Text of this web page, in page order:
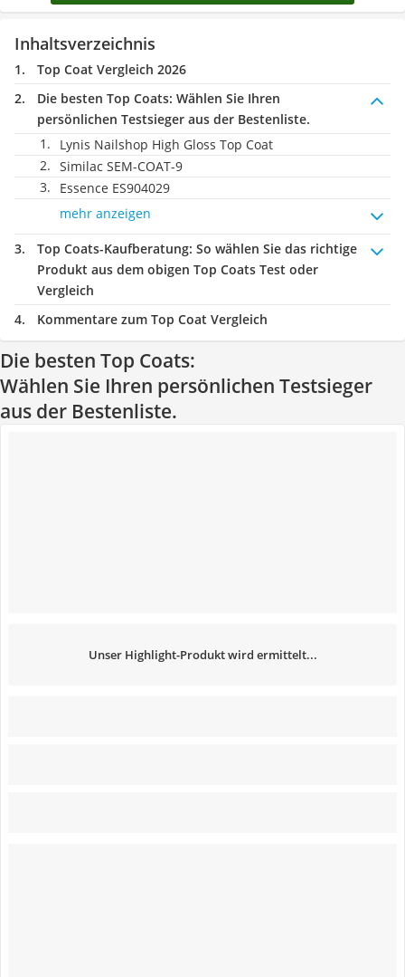
Inhaltsverzeichnis
Top Coat Vergleich 2026
Die besten Top Coats: Wählen Sie Ihren
persönlichen Testsieger aus der Bestenliste.
Lynis Nailshop High Gloss Top Coat
Similac SEM-COAT-9
Essence ES904029
mehr anzeigen
Top Coats-Kaufberatung: So wählen Sie das richtige
Produkt aus dem obigen Top Coats Test oder
Vergleich
Kommentare zum Top Coat Vergleich
Die besten Top Coats:
Wählen Sie Ihren persönlichen Testsieger
aus der Bestenliste.
Unser Highlight-Produkt wird ermittelt...